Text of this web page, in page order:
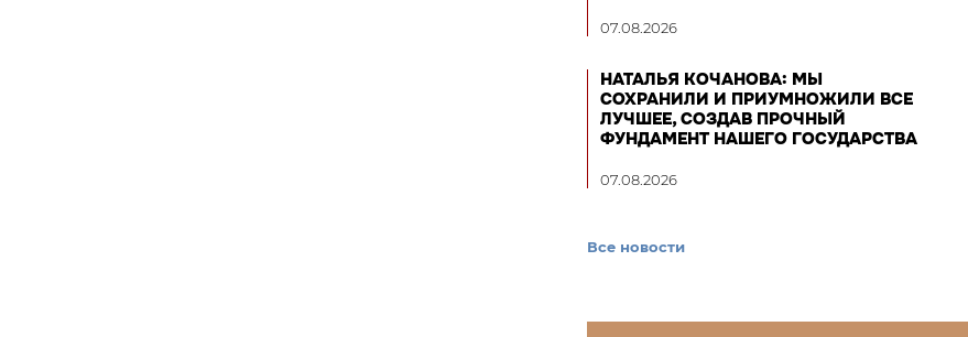
07.08.2026
НАТАЛЬЯ КОЧАНОВА: МЫ
СОХРАНИЛИ И ПРИУМНОЖИЛИ ВСЕ
ЛУЧШЕЕ, СОЗДАВ ПРОЧНЫЙ
ФУНДАМЕНТ НАШЕГО ГОСУДАРСТВА
07.08.2026
Все новости